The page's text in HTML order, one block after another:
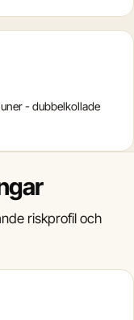
- dubbelkollade
riskprofil och